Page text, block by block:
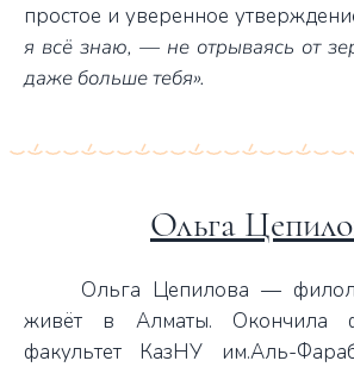
простое и уверенное
я всё знаю, — не отрываясь от
даже больше тебя».
Ольга
Ольга Цепилова —
живёт в Алматы. Окончила
факультет КазНУ им.Аль-